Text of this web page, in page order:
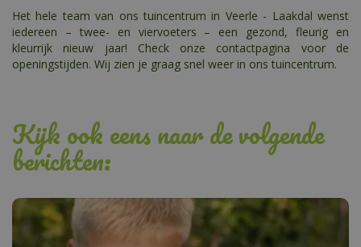
Het hele team van ons tuincentrum in Veerle - Laakdal wenst
iedereen – twee- en viervoeters – een gezond, fleurig en
kleurrijk nieuw jaar! Check onze contactpagina voor de
openingstijden. Wij zien je graag snel weer in ons tuincentrum.
Kijk ook eens naar de volgende
berichten: